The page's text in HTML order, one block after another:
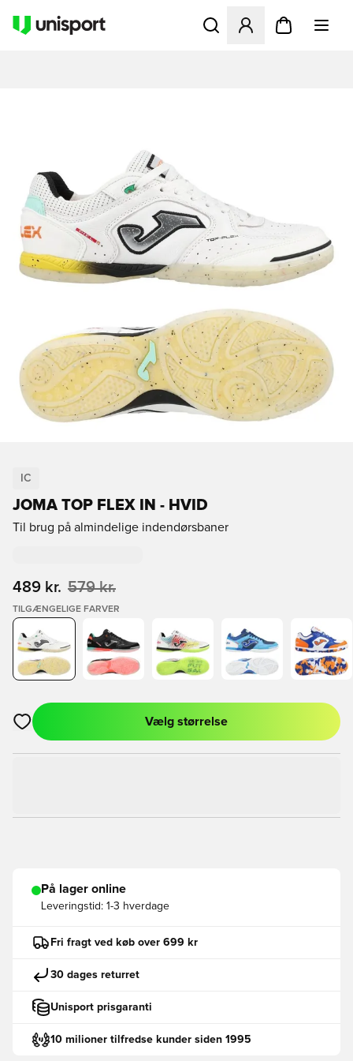
Åbner en Modal til at
IC
JOMA TOP FLEX IN - HVID
Til brug på almindelige indendørsbaner
489 kr. 579 kr.
TILGÆNGELIGE FARVER
Åbner en Modal til at logge ind eller tilmelde dig som medlem
Vælg størrelse
På lager online
Leveringstid: 1-3 hverdage
Fri fragt ved køb over 699 kr
30 dages returret
Unisport prisgaranti
10 milioner tilfredse kunder siden 1995